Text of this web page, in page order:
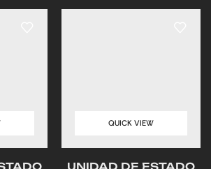
QUICK VIEW
UNIDAD DE ESTADO